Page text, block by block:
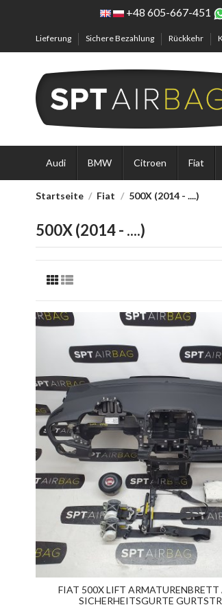
+48 605-667-451
Lieferung Sichere Bezahlung Rückkehr
Audi BMW Citroen Fiat
Startseite Fiat 500X (2014 - ....)
500X (2014 - ....)
FIAT 500X LIFT
SICHERHEITSGURTE